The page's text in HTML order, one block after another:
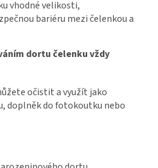
vhodné velikosti,
bariéru mezi čelenkou a
dortu čelenku vždy
očistit a využít jako
doplněk do fotokoutku nebo